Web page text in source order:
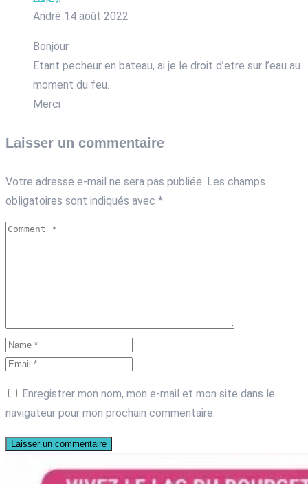
André 14 août 2022
Bonjour
Etant pecheur en bateau, ai je le droit d’etre sur l’eau au
moment du feu.
Merci
Laisser un commentaire
Votre adresse e-mail ne sera pas publiée. Les champs
obligatoires sont indiqués avec *
Enregistrer mon nom, mon e-mail et mon site dans le
navigateur pour mon prochain commentaire.